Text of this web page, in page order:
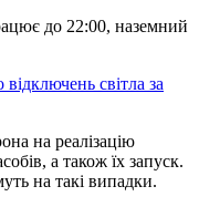
до 22:00, наземний
світла за
на реалізацію
а також їх запуск.
на такі випадки.